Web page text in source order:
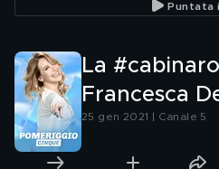
Puntata
La
Francesca
25 gen 2021 | Canale 5